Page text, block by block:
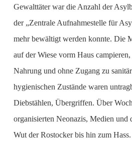
Gewalttäter war die Anzahl der
der „Zentrale Aufnahmestelle für
mehr bewältigt werden konnte. Die
auf der Wiese vorm Haus
Nahrung und ohne Zugang zu
hygienischen Zustände waren
Diebstählen, Übergriffen. Über
organisierten Neonazis, Medien und
Wut der Rostocker bis hin zum